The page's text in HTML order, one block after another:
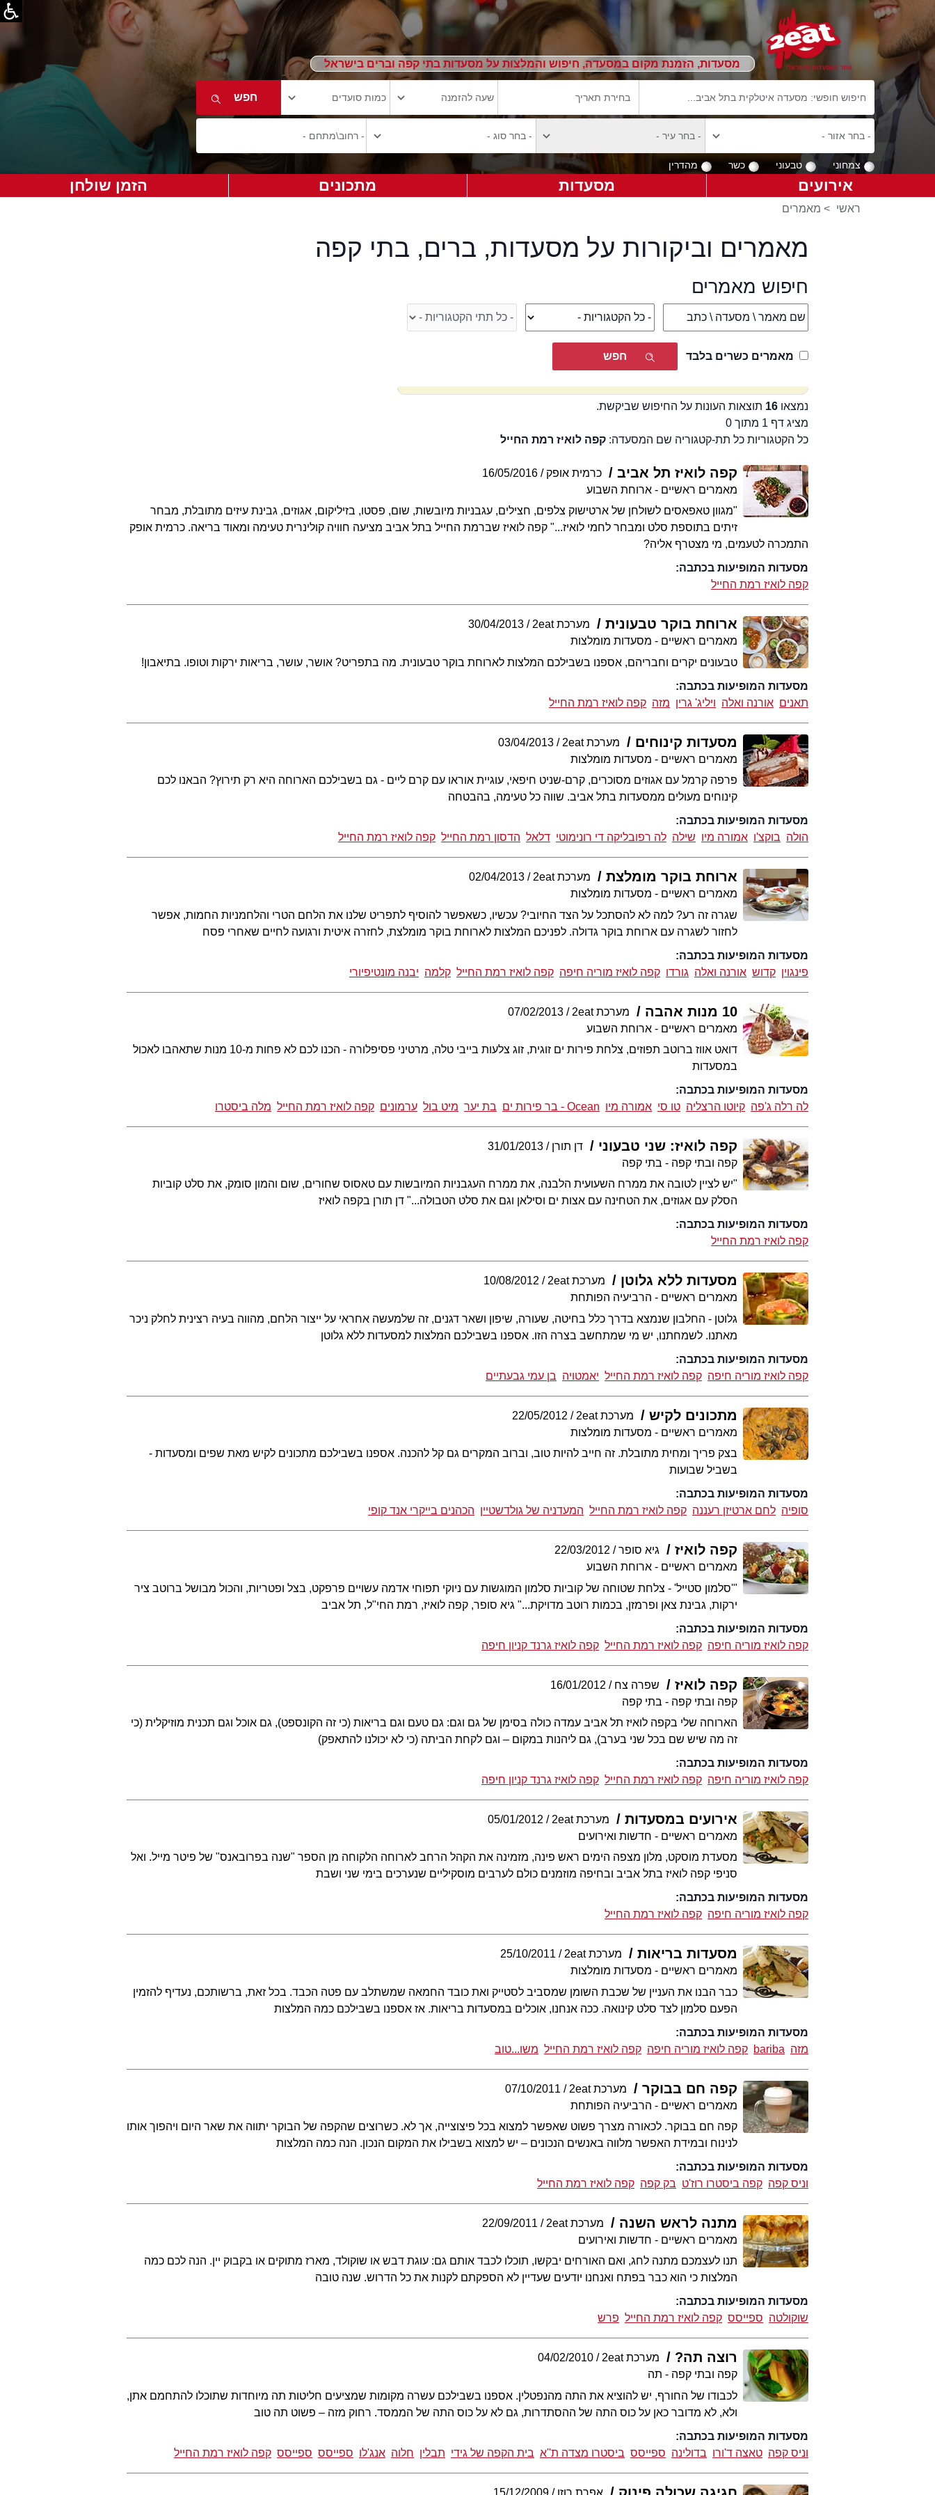
מסעדות, הזמנת מקום במסעדה, חיפוש והמלצות על מסעדות בתי קפה וברים בישראל
צמחוני טבעוני כשר מהדרין
אירועים מסעדות מתכונים הזמן שולחן
ראשי > מאמרים
מאמרים וביקורות על מסעדות, ברים, בתי קפה
חיפוש מאמרים
מאמרים כשרים בלבד
נמצאו 16 תוצאות העונות על החיפוש שביקשת.
מציג דף 1 מתוך 0
כל הקטגוריות כל תת-קטגוריה שם המסעדה: קפה לואיז רמת החייל
קפה לואיז תל אביב כרמית אופק
16/05/2016
מאמרים ראשיים - ארוחת השבוע
"מגוון טאפאסים לשולחן של ארטישוק צלפים, חצילים, עגבניות מיובשות, שום, פסטו, בזיליקום, אגוזים, גבינת עיזים מתובלת, מבחר
זיתים בתוספת סלט ומבחר לחמי לואיז..." קפה לואיז שברמת החייל בתל אביב מציעה חוויה קולינרית טעימה ומאוד בריאה. כרמית אופק
התמכרה לטעמים, מי מצטרף אליה?
מסעדות המופיעות בכתבה:
קפה לואיז רמת החייל
ארוחת בוקר טבעונית מערכת 2eat
30/04/2013
מאמרים ראשיים - מסעדות מומלצות
טבעונים יקרים וחבריהם, אספנו בשבילכם המלצות לארוחת בוקר טבעונית. מה בתפריט? אושר, עושר, בריאות ירקות וטופו. בתיאבון!
מסעדות המופיעות בכתבה:
תאנים אורנה ואלה ויליג' גרין מזה קפה לואיז רמת החייל
מסעדות קינוחים מערכת 2eat
03/04/2013
מאמרים ראשיים - מסעדות מומלצות
פרפה קרמל עם אגוזים מסוכרים, קרם-שניט חיפאי, עוגיית אוראו עם קרם ליים - גם בשבילכם הארוחה היא רק תירוץ? הבאנו לכם
קינוחים מעולים ממסעדות בתל אביב. שווה כל טעימה, בהבטחה
מסעדות המופיעות בכתבה:
הולה בוקצ'ו אמורה מיו שילה לה רפובליקה די רונימוטי דלאל הדסון רמת החייל קפה לואיז רמת החייל
ארוחת בוקר מומלצת מערכת 2eat
02/04/2013
מאמרים ראשיים - מסעדות מומלצות
שגרה זה רע? למה לא להסתכל על הצד החיובי? עכשיו, כשאפשר להוסיף לתפריט שלנו את הלחם הטרי והלחמניות החמות, אפשר
לחזור לשגרה עם ארוחת בוקר גדולה. לפניכם המלצות לארוחת בוקר מומלצת, לחזרה איטית ורגועה לחיים שאחרי פסח
מסעדות המופיעות בכתבה:
פינגוין קדוש אורנה ואלה גורדו קפה לואיז מוריה חיפה קפה לואיז רמת החייל קלמה יבנה מונטיפיורי
10 מנות אהבה מערכת 2eat
07/02/2013
מאמרים ראשיים - ארוחת השבוע
דואט אווז ברוטב תפוזים, צלחת פירות ים זוגית, זוג צלעות בייבי טלה, מרטיני פסיפלורה - הכנו לכם לא פחות מ-10 מנות שתאהבו לאכול
במסעדות
מסעדות המופיעות בכתבה:
לה רלה ג'פה קיוטו הרצליה טו סי אמורה מיו Ocean - בר פירות ים בת יער מיט בול ערמונים קפה לואיז רמת החייל מלה ביסטרו
קפה לואיז: שני טבעוני דן תורן
31/01/2013
קפה ובתי קפה - בתי קפה
"יש לציין לטובה את ממרח השעועית הלבנה, את ממרח העגבניות המיובשות עם טאסוס שחורים, שום והמון סומק, את סלט קוביות
הסלק עם אגוזים, את הטחינה עם אצות ים וסילאן וגם את סלט הטבולה..." דן תורן בקפה לואיז
מסעדות המופיעות בכתבה:
קפה לואיז רמת החייל
מסעדות ללא גלוטן מערכת 2eat
10/08/2012
מאמרים ראשיים - הרביעיה הפותחת
גלוטן - החלבון שנמצא בדרך כלל בחיטה, שעורה, שיפון ושאר דגנים, זה שלמעשה אחראי על ייצור הלחם, מהווה בעיה רצינית לחלק ניכר
מאתנו. לשמחתנו, יש מי שמתחשב בצרה הזו. אספנו בשבילכם המלצות למסעדות ללא גלוטן
מסעדות המופיעות בכתבה:
קפה לואיז מוריה חיפה קפה לואיז רמת החייל יאמטויה בן עמי גבעתיים
מתכונים לקיש מערכת 2eat
22/05/2012
מאמרים ראשיים - מסעדות מומלצות
בצק פריך ומחית מתובלת. זה חייב להיות טוב, וברוב המקרים גם קל להכנה. אספנו בשבילכם מתכונים לקיש מאת שפים ומסעדות -
בשביל שבועות
מסעדות המופיעות בכתבה:
סופיה לחם ארטיזן רעננה קפה לואיז רמת החייל המעדניה של גולדשטיין הכהנים בייקרי אנד קופי
קפה לואיז גיא סופר
22/03/2012
מאמרים ראשיים - ארוחת השבוע
"'סלמון סטייל' - צלחת שטוחה של קוביות סלמון המוגשות עם ניוקי תפוחי אדמה עשויים פרפקט, בצל ופטריות, והכול מבושל ברוטב ציר
ירקות, גבינת צאן ופרמזן, בכמות רוטב מדויקת..." גיא סופר, קפה לואיז, רמת החי"ל, תל אביב
מסעדות המופיעות בכתבה:
קפה לואיז מוריה חיפה קפה לואיז רמת החייל קפה לואיז גרנד קניון חיפה
קפה לואיז שפרה צח
16/01/2012
קפה ובתי קפה - בתי קפה
הארוחה שלי בקפה לואיז תל אביב עמדה כולה בסימן של גם וגם: גם טעם וגם בריאות (כי זה הקונספט), גם אוכל וגם תכנית מוזיקלית (כי
זה מה שיש שם בכל שני בערב), גם ליהנות במקום – וגם לקחת הביתה (כי לא יכולנו להתאפק)
מסעדות המופיעות בכתבה:
קפה לואיז מוריה חיפה קפה לואיז רמת החייל קפה לואיז גרנד קניון חיפה
אירועים במסעדות מערכת 2eat
05/01/2012
מאמרים ראשיים - חדשות ואירועים
מסעדת מוסקט, מלון מצפה הימים ראש פינה, מזמינה את הקהל הרחב לארוחה הלקוחה מן הספר "שנה בפרובאנס" של פיטר מייל. ואל
סניפי קפה לואיז בתל אביב ובחיפה מוזמנים כולם לערבים מוסקיליים שנערכים בימי שני ושבת
מסעדות המופיעות בכתבה:
קפה לואיז מוריה חיפה קפה לואיז רמת החייל
מסעדות בריאות מערכת 2eat
25/10/2011
מאמרים ראשיים - מסעדות מומלצות
כבר הבנו את העניין של שכבת השומן שמסביב לסטייק ואת כובד החמאה שמשתלב עם פטה הכבד. בכל זאת, ברשותכם, נעדיף להזמין
הפעם סלמון לצד סלט קינואה. ככה אנחנו, אוכלים במסעדות בריאות. אז אספנו בשבילכם כמה המלצות
מסעדות המופיעות בכתבה:
מזה bariba קפה לואיז מוריה חיפה קפה לואיז רמת החייל משו...טוב
קפה חם בבוקר מערכת 2eat
07/10/2011
מאמרים ראשיים - הרביעיה הפותחת
קפה חם בבוקר. לכאורה מצרך פשוט שאפשר למצוא בכל פיצוצייה, אך לא. כשרוצים שהקפה של הבוקר יתווה את שאר היום ויהפוך אותו
לנינוח ובמידת האפשר מלווה באנשים הנכונים – יש למצוא בשבילו את המקום הנכון. הנה כמה המלצות
מסעדות המופיעות בכתבה:
וניס קפה קפה ביסטרו רוז'ט בק קפה קפה לואיז רמת החייל
מתנה לראש השנה מערכת 2eat
22/09/2011
מאמרים ראשיים - חדשות ואירועים
תנו לעצמכם מתנה לחג, ואם האורחים יבקשו, תוכלו לכבד אותם גם: עוגת דבש או שוקולד, מארז מתוקים או בקבוק יין. הנה לכם כמה
המלצות כי הוא כבר בפתח ואנחנו יודעים שעדיין לא הספקתם לקנות את כל הדרוש. שנה טובה
מסעדות המופיעות בכתבה:
שוקולטה ספייסס קפה לואיז רמת החייל פרש
רוצה תה? מערכת 2eat
04/02/2010
קפה ובתי קפה - תה
לכבודו של החורף, יש להוציא את התה מהנפטלין. אספנו בשבילכם עשרה מקומות שמציעים חליטות תה מיוחדות שתוכלו להתחמם אתן,
ולא, לא מדובר כאן על כוס התה של ההסתדרות, גם לא על כוס התה של הממסד. רחוק מזה – פשוט תה טוב
מסעדות המופיעות בכתבה:
וניס קפה טאצה ד'ורו בדולינה ספייסס ביסטרו מצדה ת''א בית הקפה של גידי תבלין חלוה אנג'לו ספייסס ספייסס קפה לואיז רמת החייל
אפרת רוזן 15/12/2009